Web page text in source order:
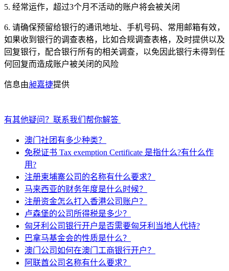
5. 经常运作，超过3个月不活动的账户将会被关闭
6. 请确保预留给银行的通讯地址、手机号码、常用邮箱有效，
如果收到银行的调查表格，比如合规调查表格，及时提供以及
回复银行，配合银行所有的相关调查，以免因此银行未得到任
何回复而造成账户被关闭的风险
信息由昶嘉捷提供
有其他疑问？联系我们帮你解答
澳门社团有多少种类？
免税证书 Tax exemption Certificate 是指什么?有什么作
用?
注册柬埔寨公司的名称有什么要求？
马来西亚的财务年度是什么时候？
注册资金怎么打入香港公司账户？
卢森堡的公司所得税是多少？
匈牙利公司银行开户是否需要匈牙利当地人代持?
巴拿马基金会的性质是什么？
澳门公司如何在澳门工商银行开户？
阿联酋公司名称有什么要求？